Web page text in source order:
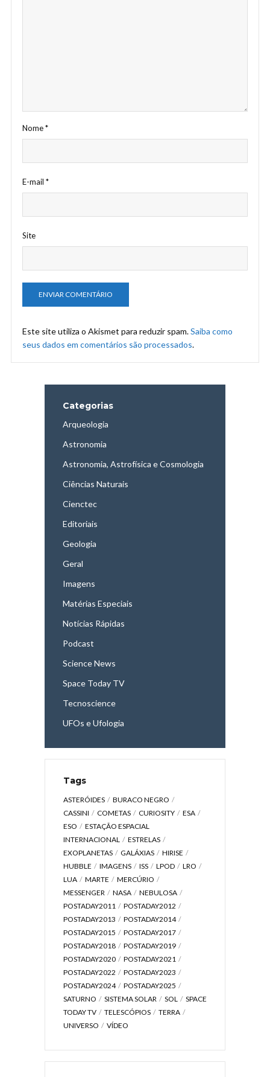
Nome*
E-mail *
Site
Este site utiliza o Akismet para reduzir spam.Saiba como
seus dados em comentários são processados.
Categorias
Arqueologia
Astronomia
Astronomia, Astrofísica e Cosmologia
Ciências Naturais
Cienctec
Editoriais
Geologia
Geral
Imagens
Matérias Especiais
Notícias Rápidas
Podcast
Science News
Space Today TV
Tecnoscience
UFOs e Ufologia
Tags
ASTERÓIDES
BURACO NEGRO
CASSINI
COMETAS CURIOSITY
ESA
ESO
ESTAÇÃO ESPACIAL
INTERNACIONAL
ESTRELAS
EXOPLANETAS
GALÁXIAS
HIRISE
HUBBLE
IMAGENS ISS LPOD
LRO
LUA
MARTE
MERCÚRIO
MESSENGER
NASA
NEBULOSA
POSTADAY2011
POSTADAY2012
POSTADAY2013
POSTADAY2014
POSTADAY2015
POSTADAY2017
POSTADAY2018
POSTADAY2019
POSTADAY2020
POSTADAY2021
POSTADAY2022
POSTADAY2023
POSTADAY2024
POSTADAY2025
SATURNO
SISTEMA SOLAR SOL
SPACE
TODAY TV
TELESCÓPIOS
TERRA
UNIVERSO
VÍDEO